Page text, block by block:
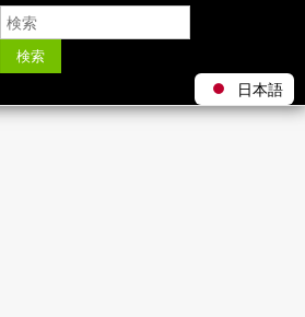
検索
日本語